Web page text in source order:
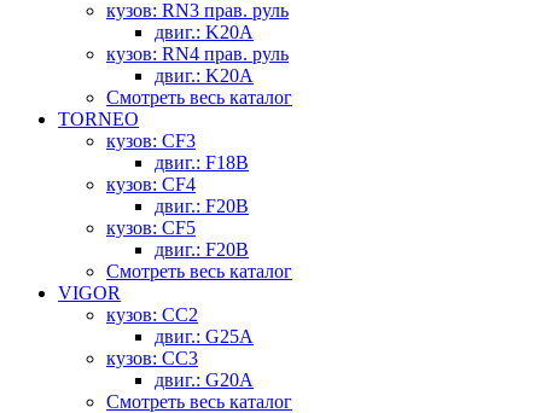
кузов: RN3 прав. руль
двиг.: K20A
кузов: RN4 прав. руль
двиг.: K20A
Смотреть весь каталог
TORNEO
кузов: CF3
двиг.: F18B
кузов: CF4
двиг.: F20B
кузов: CF5
двиг.: F20B
Смотреть весь каталог
VIGOR
кузов: CC2
двиг.: G25A
кузов: CC3
двиг.: G20A
Смотреть весь каталог